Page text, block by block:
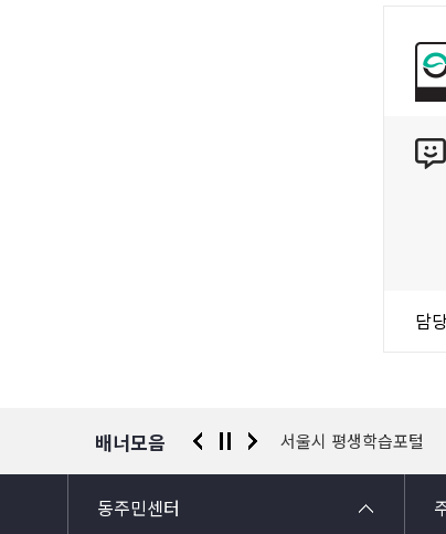
담
배너모음
경찰청 유실물 통합포털 서울시 평생학습포털
동주민센터